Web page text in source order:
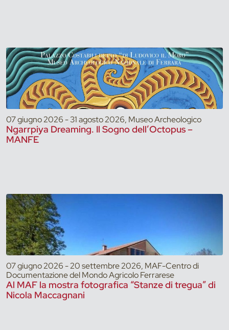
07 giugno 2026 - 31 agosto 2026, Museo Archeologico
Ngarrpiya Dreaming. Il Sogno dell’Octopus –
MANFE
07 giugno 2026 - 20 settembre 2026, MAF-Centro di
Documentazione del Mondo Agricolo Ferrarese
Al MAF la mostra fotografica “Stanze di tregua” di
Nicola Maccagnani